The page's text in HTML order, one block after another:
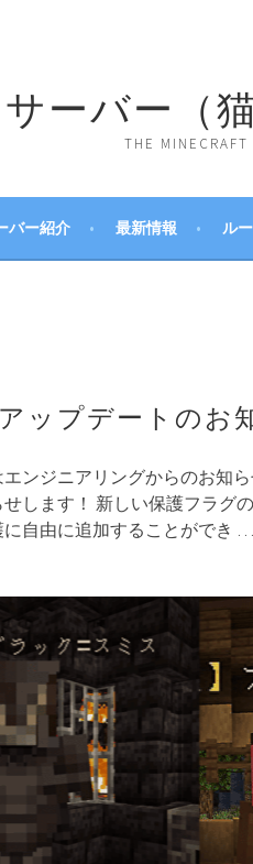
ーバー（猫
THE MINECRAFT
バー紹介 最新情報 ル
ップデートのお
ンジニアリングからのお知
します！ 新しい保護フラグ
自由に追加することができ …